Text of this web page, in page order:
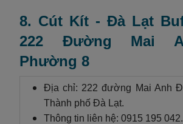
8. Cút Kít - Đà Lạt
222 Đường Mai
Phường 8
Địa chỉ: 222 đường Mai Anh
Thành phố Đà Lạt.
Thông tin liên hệ: 0915 195 042.